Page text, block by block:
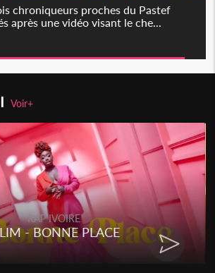
chroniqueurs proches du Pastef
après une vidéo visant le che...
Voir+
RAP IVOIRE
- BONNE PLACE